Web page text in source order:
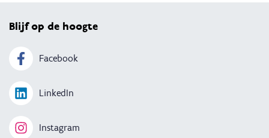
Blijf op de hoogte
Facebook
LinkedIn
Instagram